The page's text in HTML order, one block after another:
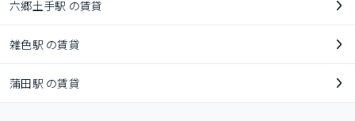
六郷土手駅 の賃貸
雑色駅 の賃貸
蒲田駅 の賃貸